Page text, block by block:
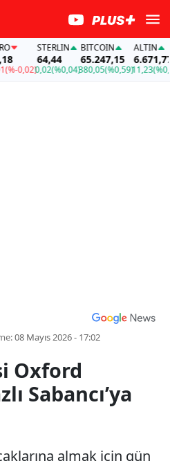
STERLIN
64,44
(%0,04)
BITCOIN
65.247,15
380,05(%0,59)
ALTIN
6.671,77
11,23(%0,17)
FAİZ
39,92
-0,07
08 Mayıs 2026 - 17:02
Oxford
Sabancı’ya
almak için gün